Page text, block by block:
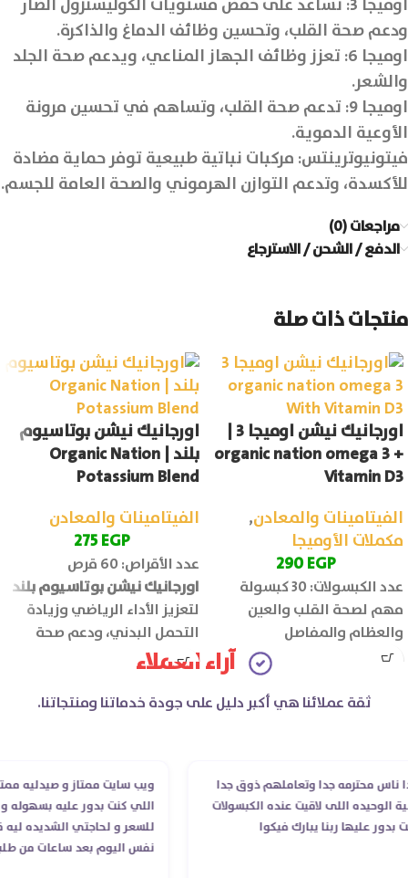
ودعم صحة القلب، وتحسين وظائف الدماغ والذاكرة.
اوميجا 6: تعزز وظائف الجهاز المناعي، ويدعم صحة الجلد
والشعر.
اوميجا 9: تدعم صحة القلب، وتساهم في تحسين مرونة
الأوعية الدموية.
فيتونيوترينتس: مركبات نباتية طبيعية توفر حماية مضادة
للأكسدة، وتدعم التوازن الهرموني والصحة العامة للجسم.
مراجعات (0)
الدفع / الشحن / الاسترجاع
منتجات ذات صلة
اورجانيك نيشن اوميجا 3 |
organic nation omega 3 +
Vitamin D3
الفيتامينات والمعادن,
مكملات الأوميجا
290EGP
عدد الكبسولات: 30 كبسولة
مهم لصحة القلب والعين
والعظام والمفاصل
اورجانيك نيشن بوتاسيوم
بلند | Organic Nation
Potassium Blend
الفيتامينات والمعادن
275EGP
عدد الأقراص: 60 قرص
اورجانيك نيشن بوتاسيوم بلند
لتعزيز الأداء الرياضي وزيادة
التحمل البدني، ودعم صحة
العضلات والجهاز العصبي.
آراء العملاء
ثقة عملائنا هي أكبر دليل على جودة خدماتنا ومنتجاتنا.
محترمه جدا وتعاملهم ذوق جدا
اللى لاقيت عنده الكبسولات
عليها ربنا يبارك فيكوا
ويب سايت ممتاز و صيدليه ممتازه
اللي كنت بدور عليه بسهوله و من
للسعر و لحاجتي الشديده ليه قدر
نفس اليوم بعد ساعات من طلبي و